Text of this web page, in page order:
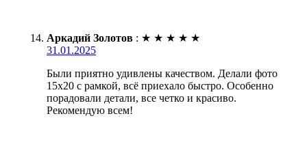
Аркадий Золотов : ★ ★ ★ ★ ★
31.01.2025
Были приятно удивлены качеством. Делали фото
15х20 с рамкой, всё приехало быстро. Особенно
порадовали детали, все четко и красиво.
Рекомендую всем!